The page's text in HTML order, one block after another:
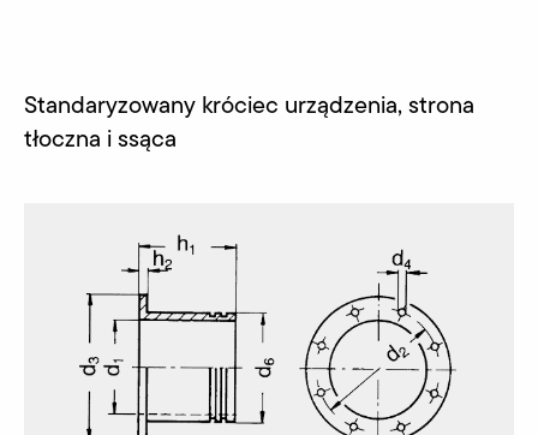
Standaryzowany króciec urządzenia, strona
tłoczna i ssąca